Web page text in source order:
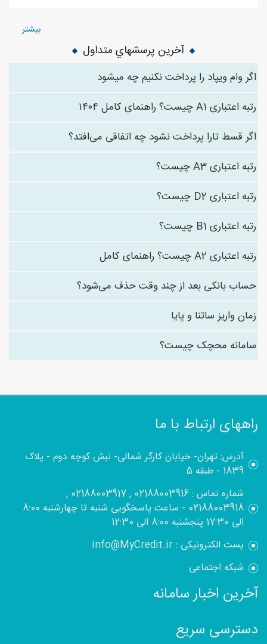
بیشتر
آخرین پرسشهاي متداول
اگر وام ویپاد را پرداخت نکنیم چه میشود
رتبه اعتباری A1 چیست؟ راهنمای کامل ۱۴۰۴
اگر قسط تارا پرداخت نشود چه اتفاقی می‌افتد؟
رتبه اعتباری A3 چیست؟
رتبه اعتباری D2 چیست؟
رتبه اعتباری B1 چیست؟
رتبه اعتباری A2 چیست؟ راهنمای کامل
حساب بانکی بعد از چند وقت حذف می‌شود؟
زمان واریز ساتنا و پایا
سامانه محچک چیست؟
راههای ارتباط با ما
آدرس: تهران- خیابان کارگر شمالی- نبش کوچه دوم - پلاک
1839 - طبقه 5
شماره تماس : 02188003916 , 02188003917 ,
02188003918 - ساعت پاسخگویی شنبه تا چهارشنبه 8:00
الی 17:30 پنجشنبه 8:00 الی 12:30
پست الکترونیکی : info@MyCredit.ir
شبکه اجتماعی
آخرین اخبار سامانه
دسترسی سریع